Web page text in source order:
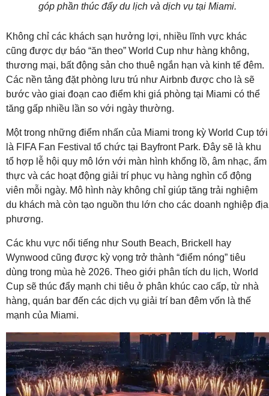
góp phần thúc đẩy du lịch và dịch vụ tại Miami.
Không chỉ các khách sạn hưởng lợi, nhiều lĩnh vực khác
cũng được dự báo “ăn theo” World Cup như hàng không,
thương mại, bất động sản cho thuê ngắn hạn và kinh tế đêm.
Các nền tảng đặt phòng lưu trú như Airbnb được cho là sẽ
bước vào giai đoạn cao điểm khi giá phòng tại Miami có thể
tăng gấp nhiều lần so với ngày thường.
Một trong những điểm nhấn của Miami trong kỳ World Cup tới
là FIFA Fan Festival tổ chức tại Bayfront Park. Đây sẽ là khu
tổ hợp lễ hội quy mô lớn với màn hình khổng lồ, âm nhạc, ẩm
thực và các hoạt động giải trí phục vụ hàng nghìn cổ động
viên mỗi ngày. Mô hình này không chỉ giúp tăng trải nghiệm
du khách mà còn tạo nguồn thu lớn cho các doanh nghiệp địa
phương.
Các khu vực nổi tiếng như South Beach, Brickell hay
Wynwood cũng được kỳ vọng trở thành “điểm nóng” tiêu
dùng trong mùa hè 2026. Theo giới phân tích du lịch, World
Cup sẽ thúc đẩy mạnh chi tiêu ở phân khúc cao cấp, từ nhà
hàng, quán bar đến các dịch vụ giải trí ban đêm vốn là thế
mạnh của Miami.